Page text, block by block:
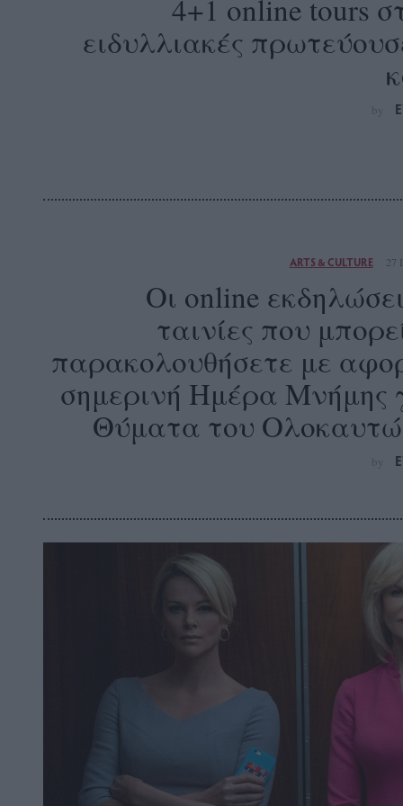
4+1 online tours
ειδυλλιακές
by
ARTS & CULTURE 27
Οι online
ταινίες που
παρακολουθήσετε με
σημερινή Ημέρα Μνήμης
Θύματα του
by